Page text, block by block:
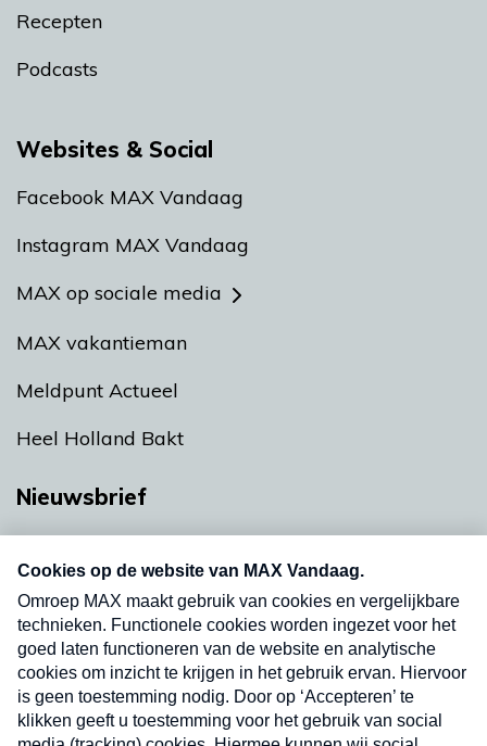
Recepten
Podcasts
Websites & Social
Facebook MAX Vandaag
Instagram MAX Vandaag
MAX op sociale media
MAX vakantieman
Meldpunt Actueel
Heel Holland Bakt
Nieuwsbrief
nieuwsbrief. Elke vrijdag- en dinsdagochtend in
uw mailbox.
Verzend